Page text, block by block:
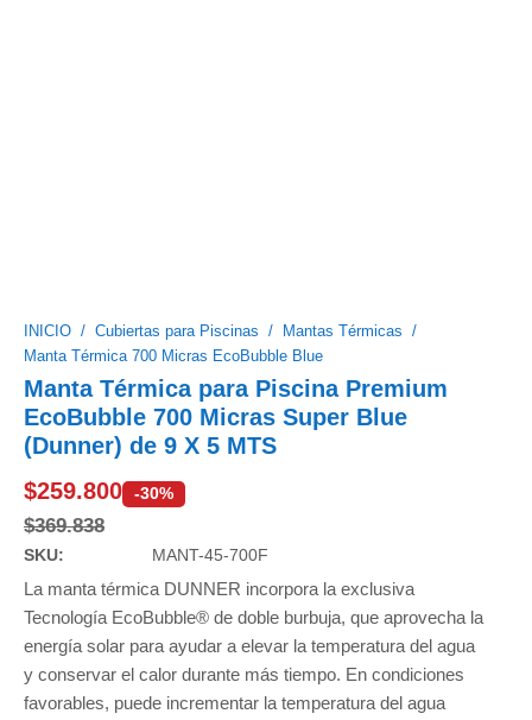
INICIO/ Cubiertas para Piscinas / Mantas Térmicas /
Manta Térmica 700 Micras EcoBubble Blue
Manta Térmica para Piscina Premium
EcoBubble 700 Micras Super Blue
(Dunner) de 9 X 5 MTS
$259.800 -30%
$369.838
SKU: MANT-45-700F
La manta térmica DUNNER incorpora la exclusiva
Tecnología EcoBubble® de doble burbuja, que aprovecha la
energía solar para ayudar a elevar la temperatura del agua
y conservar el calor durante más tiempo. En condiciones
favorables, puede incrementar la temperatura del agua